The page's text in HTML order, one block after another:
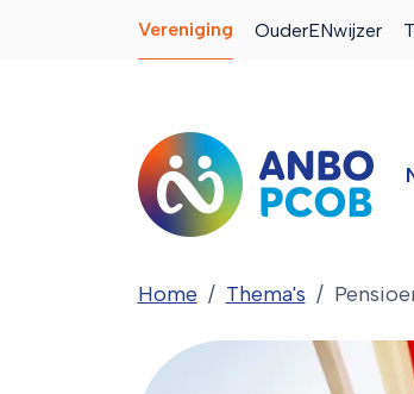
Vereniging OuderENwijzer
Home Thema's